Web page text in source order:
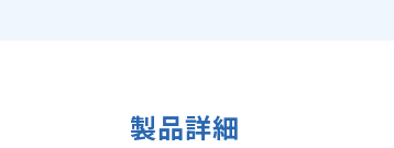
製品詳細